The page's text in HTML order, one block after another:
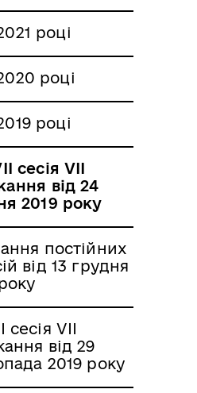
році
році
році
сесія VII
від 24
2019 року
постійних
від 13 грудня
сесія VII
від 29
2019 року